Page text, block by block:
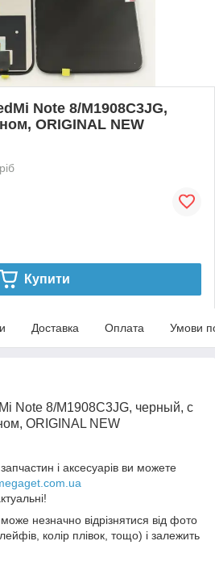
Note 8/M1908C3JG,
ORIGINAL NEW
Купити
Доставка Оплата Умови
Note 8/M1908C3JG, черный, с
ORIGINAL NEW
і аксесуарів ви можете
незначно відрізнятися від фото
колір плівок, тощо) і залежить